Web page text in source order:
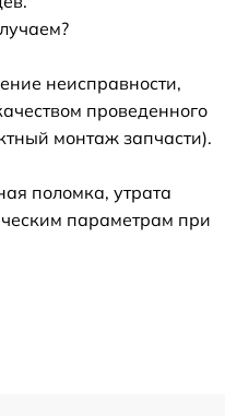
неисправности,
проведенного
монтаж запчасти).
поломка, утрата
параметрам при